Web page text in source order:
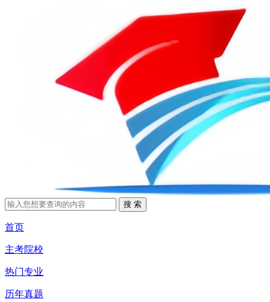
首页
主考院校
热门专业
历年真题